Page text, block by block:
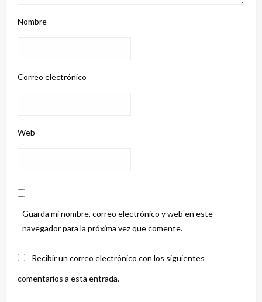
Nombre
Correo electrónico
Web
Guarda mi nombre, correo electrónico y web en este
navegador para la próxima vez que comente.
Recibir un correo electrónico con los siguientes
comentarios a esta entrada.